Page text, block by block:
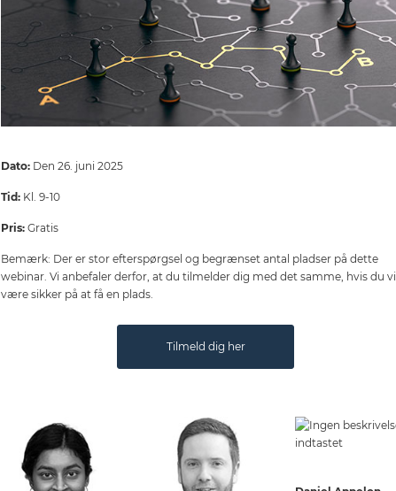
Dato: Den 26. juni 2025
Tid: Kl. 9-10
Pris: Gratis
Bemærk: Der er stor efterspørgsel og begrænset antal pladser på dette
webinar. Vi anbefaler derfor, at du tilmelder dig med det samme, hvis du vil
være sikker på at få en plads.
Tilmeld dig her